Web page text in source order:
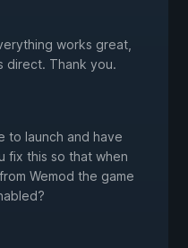
works great,
direct. Thank you.
to launch and have
fix this so that when
Wemod the game